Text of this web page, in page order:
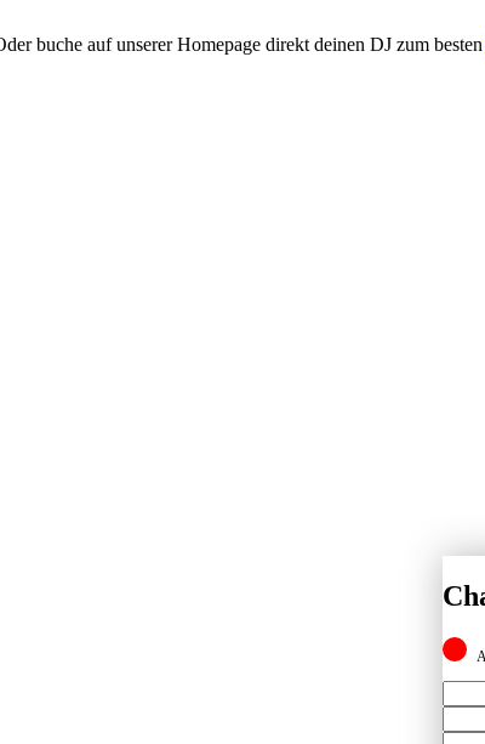
buche auf unserer Homepage direkt deinen DJ zum besten